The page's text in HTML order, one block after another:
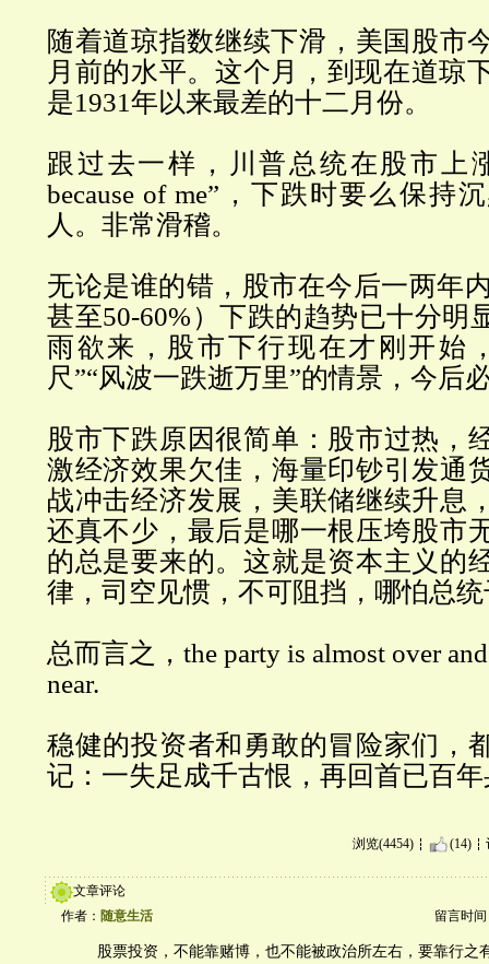
随着道琼指数继续下滑，美国股市
月前的水平。这个月，到现在道琼
是1931年以来最差的十二月份。
跟过去一样，川普总统在股市上
because of me” ，下跌时要么保持
人。非常滑稽。
无论是谁的错，股市在今后一两年
甚至50-60%）下跌的趋势已十分明
雨欲来，股市下行现在才刚开始
尺”“风波一跌逝万里”的情景，今后
股市下跌原因很简单：股市过热，
激经济效果欠佳，海量印钞引发通
战冲击经济发展，美联储继续升息
还真不少， 最后是哪一根压垮股市
的总是要来的。这就是资本主义的
律，司空见惯，不可阻挡，哪怕总
总而言之，the party is almost over
near.
稳健的投资者和勇敢的冒险家们，
记：一失足成千古恨，再回首已百
浏览(4454) (14)
文章评论
作者： 随意生活 留言时间
股票投资，不能靠赌博，也不能被政治所左右，要靠行之